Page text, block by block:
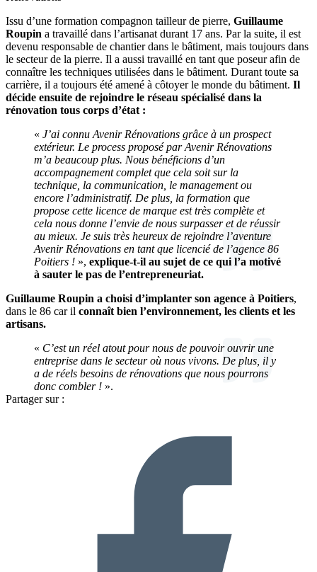
Issu d’une formation compagnon tailleur de pierre, Guillaume
Roupin a travaillé dans l’artisanat durant 17 ans. Par la suite, il est
devenu responsable de chantier dans le bâtiment, mais toujours dans
le secteur de la pierre. Il a aussi travaillé en tant que poseur afin de
connaître les techniques utilisées dans le bâtiment. Durant toute sa
carrière, il a toujours été amené à côtoyer le monde du bâtiment. Il
décide ensuite de rejoindre le réseau spécialisé dans la
rénovation tous corps d’état :
« J’ai connu Avenir Rénovations grâce à un prospect
extérieur. Le process proposé par Avenir Rénovations
m’a beaucoup plus. Nous bénéficions d’un
accompagnement complet que cela soit sur la
technique, la communication, le management ou
encore l’administratif. De plus, la formation que
propose cette licence de marque est très complète et
cela nous donne l’envie de nous surpasser et de réussir
au mieux. Je suis très heureux de rejoindre l’aventure
Avenir Rénovations en tant que licencié de l’agence 86
Poitiers ! », explique-t-il au sujet de ce qui l’a motivé
à sauter le pas de l’entrepreneuriat.
Guillaume Roupin a choisi d’implanter son agence à Poitiers,
dans le 86 car il connaît bien l’environnement, les clients et les
artisans.
« C’est un réel atout pour nous de pouvoir ouvrir une
entreprise dans le secteur où nous vivons. De plus, il y
a de réels besoins de rénovations que nous pourrons
donc combler ! ».
Partager sur :